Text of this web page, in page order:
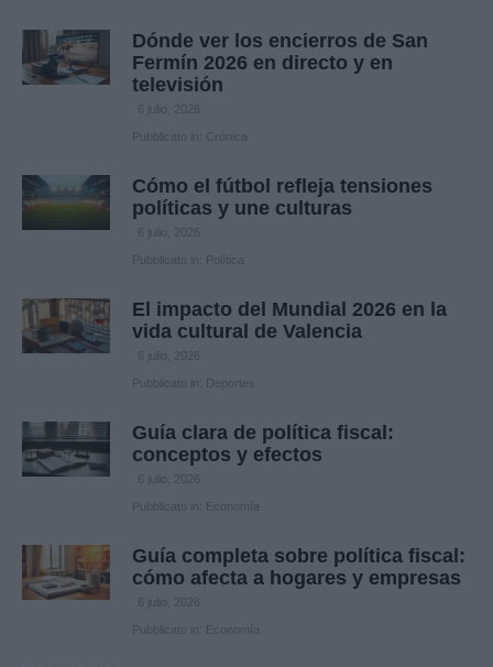
Dónde ver los encierros de San
Fermín 2026 en directo y en
televisión
Pubblicato in: Crónica
Cómo el fútbol refleja tensiones
políticas y une culturas
Pubblicato in: Política
El impacto del Mundial 2026 en la
vida cultural de Valencia
Pubblicato in: Deportes
Guía clara de política fiscal:
conceptos y efectos
Pubblicato in: Economía
Guía completa sobre política fiscal:
cómo afecta a hogares y empresas
Pubblicato in: Economía